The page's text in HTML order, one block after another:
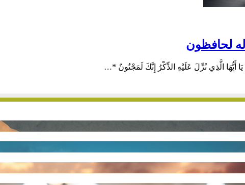
له لحافظون
أَيُّهَا الَّذِي نُزِّلَ عَلَيْهِ الذِّكْرُ إِنَّكَ لَمَجْنُونٌ *…